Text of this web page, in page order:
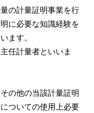
の計量証明事業を行
に必要な知識経験を
ます。
任計量者といいま
の他の当該計量証明
ついての使用上必要